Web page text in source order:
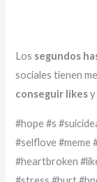
Los segundos
sociales tienen
conseguir likesy
#hope #s
#selflove #meme
#heartbroken